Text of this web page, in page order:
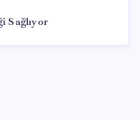
Sağlıyor